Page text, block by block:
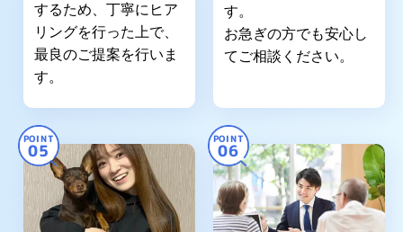
するため、丁寧にヒア
リングを行った上で、
最良のご提案を行いま
す。
す。
お急ぎの方でも安心し
てご相談ください。
POINT
05
POINT
06